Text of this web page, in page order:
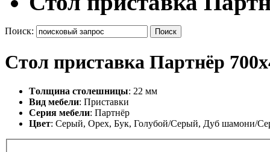
Поиск: Поиск
Стол приставка Партнёр
Tолщина столешницы: 22 мм
Вид мебели: Приставки
Серия мебели: Партнёр
Цвет: Серый, Орех, Бук, Голубой/Серый, Дуб шамони/